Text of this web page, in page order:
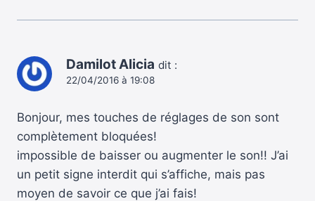
Damilot Alicia dit :
22/04/2016 à 19:08
Bonjour, mes touches de réglages de son sont
complètement bloquées!
impossible de baisser ou augmenter le son!! J’ai
un petit signe interdit qui s’affiche, mais pas
moyen de savoir ce que j’ai fais!